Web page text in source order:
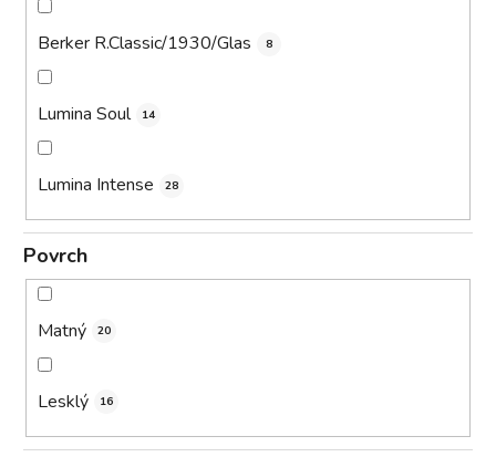
Berker R.Classic/1930/Glas 8
Lumina Soul 14
Lumina Intense 28
Povrch
Matný 20
Lesklý 16